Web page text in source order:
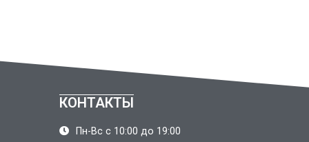
КОНТАКТЫ
Пн-Вс с 10:00 до 19:00